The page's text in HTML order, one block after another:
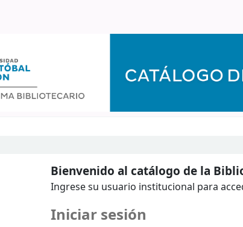
Bienvenido al catálogo de la
Ingrese su usuario institucional para
Iniciar sesión